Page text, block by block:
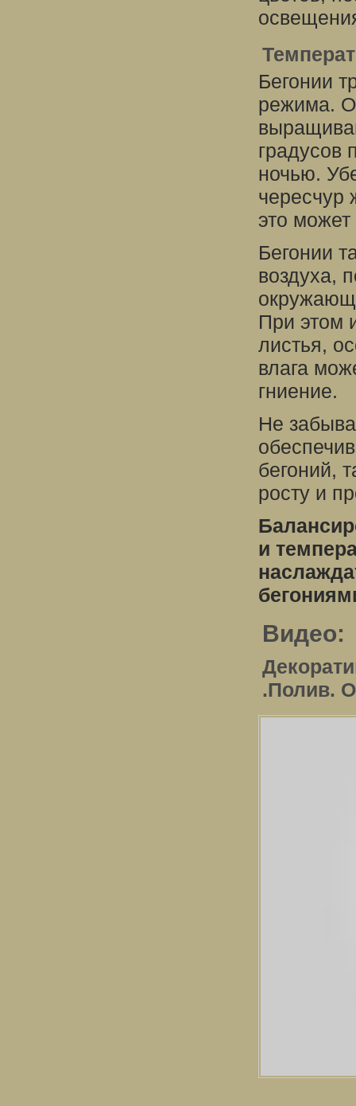
Бегонии
режима.
градусов
ночью.
чересчур
это может
Бегонии
воздуха,
При этом
листья,
влага
гниение.
Не
бегоний,
росту и
и
Видео:
.Полив.